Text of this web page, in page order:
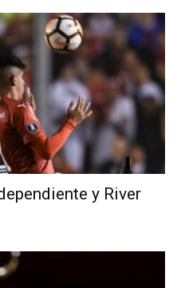
y River